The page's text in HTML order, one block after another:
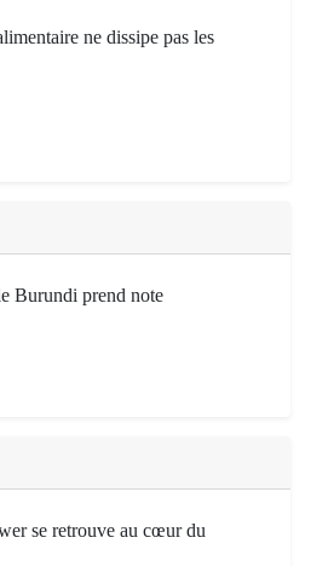
ne dissipe pas les
Burundi prend note
se retrouve au cœur du